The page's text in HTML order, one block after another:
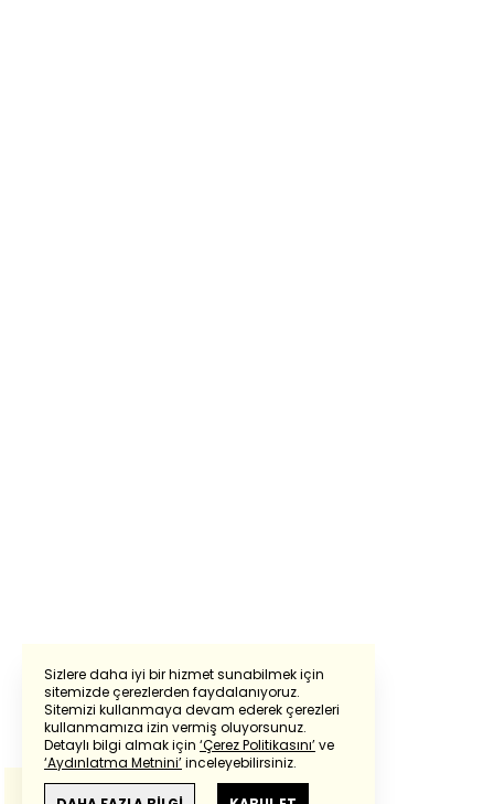
Sizlere daha iyi bir hizmet sunabilmek için
sitemizde çerezlerden faydalanıyoruz.
Sitemizi kullanmaya devam ederek çerezleri
kullanmamıza izin vermiş oluyorsunuz.
Detaylı bilgi almak için ‘Çerez Politikasını’ve
‘Aydınlatma Metnini’inceleyebilirsiniz.
Powered by Translate
Bu çevirideGoogle Transletekullanılmıştır.